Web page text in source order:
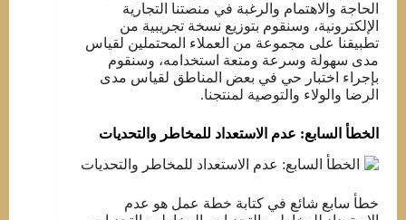
الحاجة والاهتمام والرغبة في منصتنا التجارية
الإلكترونية، وسنقوم بتوزيع نسخة تجريبية من
تطبيقنا على مجموعة من العملاء المحتملين لقياس
مدى سهولة وسرعة ومتعة استخدامه، وسنقوم
بإجراء اختبار حي في بعض المناطق لقياس مدى
الرضا والولاء والتوصية لمنتجنا.
الخطأ السابع: عدم الاستعداد للمخاطر والتحديات
خطأ سابع شائع في كتابة خطة عمل هو عدم